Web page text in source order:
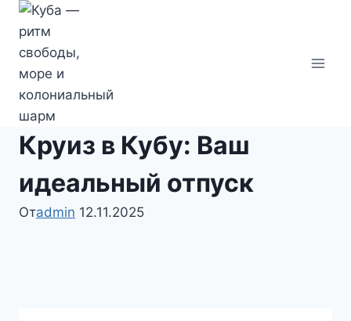
Перейти
содержимому
Круиз в Кубу: Ваш
идеальный отпуск
Отadmin 12.11.2025